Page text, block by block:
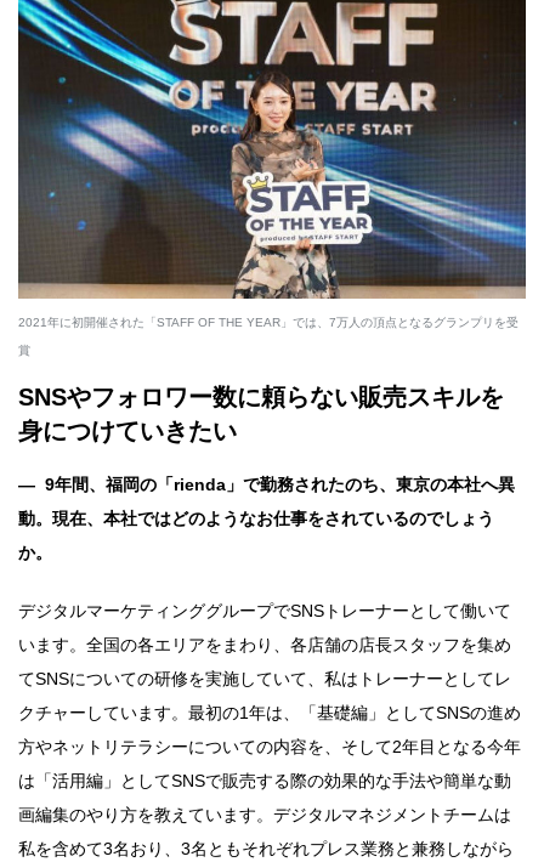
2021年に初開催された「STAFF OF THE YEAR」では、7万人の頂点となるグランプリを受
賞
SNSやフォロワー数に頼らない販売スキルを
身につけていきたい
― 9年間、福岡の「rienda」で勤務されたのち、東京の本社へ異
動。現在、本社ではどのようなお仕事をされているのでしょう
か。
デジタルマーケティンググループでSNSトレーナーとして働いて
います。全国の各エリアをまわり、各店舗の店長スタッフを集め
てSNSについての研修を実施していて、私はトレーナーとしてレ
クチャーしています。最初の1年は、「基礎編」としてSNSの進め
方やネットリテラシーについての内容を、そして2年目となる今年
は「活用編」としてSNSで販売する際の効果的な手法や簡単な動
画編集のやり方を教えています。デジタルマネジメントチームは
私を含めて3名おり、3名ともそれぞれプレス業務と兼務しながら